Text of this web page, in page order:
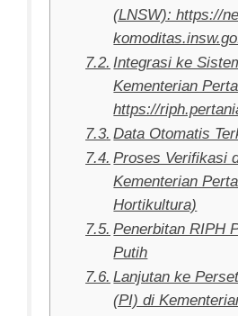
(LNSW): https://
Integrasi ke
Kementerian
https://
Data Otomatis
Proses Verifikasi
Kementerian
Hortikultura)
Penerbitan RIPH
Putih
Lanjutan ke
(PI) di